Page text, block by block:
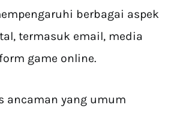
berbagai aspek
termasuk email, media
game online.
ancaman yang umum